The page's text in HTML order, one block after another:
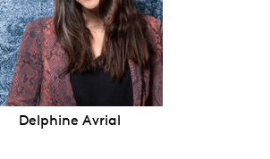
Delphine Avrial